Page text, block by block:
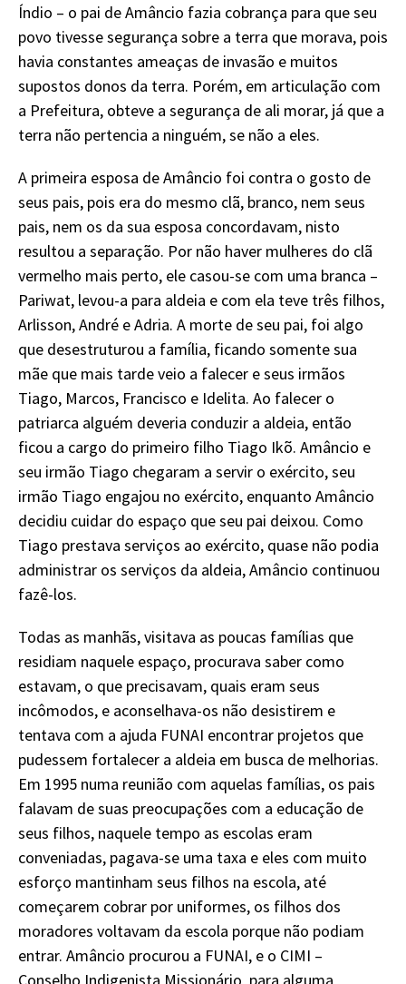
Índio – o pai de Amâncio fazia cobrança para que seu
povo tivesse segurança sobre a terra que morava, pois
havia constantes ameaças de invasão e muitos
supostos donos da terra. Porém, em articulação com
a Prefeitura, obteve a segurança de ali morar, já que a
terra não pertencia a ninguém, se não a eles.
A primeira esposa de Amâncio foi contra o gosto de
seus pais, pois era do mesmo clã, branco, nem seus
pais, nem os da sua esposa concordavam, nisto
resultou a separação. Por não haver mulheres do clã
vermelho mais perto, ele casou-se com uma branca –
Pariwat, levou-a para aldeia e com ela teve três filhos,
Arlisson, André e Adria. A morte de seu pai, foi algo
que desestruturou a família, ficando somente sua
mãe que mais tarde veio a falecer e seus irmãos
Tiago, Marcos, Francisco e Idelita. Ao falecer o
patriarca alguém deveria conduzir a aldeia, então
ficou a cargo do primeiro filho Tiago Ikõ. Amâncio e
seu irmão Tiago chegaram a servir o exército, seu
irmão Tiago engajou no exército, enquanto Amâncio
decidiu cuidar do espaço que seu pai deixou. Como
Tiago prestava serviços ao exército, quase não podia
administrar os serviços da aldeia, Amâncio continuou
fazê-los.
Todas as manhãs, visitava as poucas famílias que
residiam naquele espaço, procurava saber como
estavam, o que precisavam, quais eram seus
incômodos, e aconselhava-os não desistirem e
tentava com a ajuda FUNAI encontrar projetos que
pudessem fortalecer a aldeia em busca de melhorias.
Em 1995 numa reunião com aquelas famílias, os pais
falavam de suas preocupações com a educação de
seus filhos, naquele tempo as escolas eram
conveniadas, pagava-se uma taxa e eles com muito
esforço mantinham seus filhos na escola, até
começarem cobrar por uniformes, os filhos dos
moradores voltavam da escola porque não podiam
entrar. Amâncio procurou a FUNAI, e o CIMI –